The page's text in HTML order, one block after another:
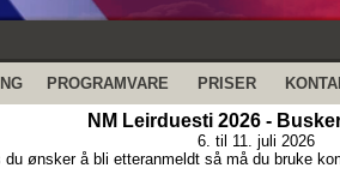
PROGRAMVARE PRISER
NM Leirduesti 2026 -
6. til 11. juli 2026
du ønsker å bli etteranmeldt så må du bruke